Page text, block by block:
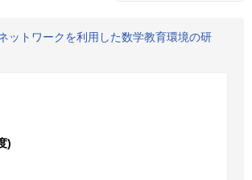
ットワークを利用した数学教育環境の研
)